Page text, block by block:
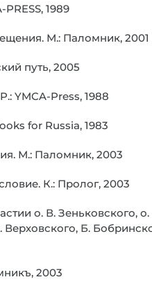
1989
М.: Паломник, 2001
путь, 2005
YMCA-Press, 1988
for Russia, 1983
М.: Паломник, 2003
К.: Пролог, 2003
о. В. Зеньковского,
Б.
2003